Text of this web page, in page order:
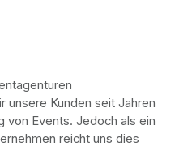
unsere Kunden seit Jahren
von Events. Jedoch als ein
reicht uns dies